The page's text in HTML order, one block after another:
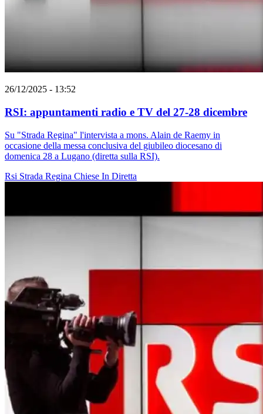
26/12/2025 - 13:52
RSI: appuntamenti radio e TV del 27-28 dicembre
Su "Strada Regina" l'intervista a mons. Alain de Raemy in
occasione della messa conclusiva del giubileo diocesano di
domenica 28 a Lugano (diretta sulla RSI).
Rsi Strada Regina Chiese In Diretta